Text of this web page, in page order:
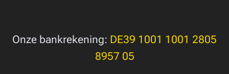
Onze bankrekening: DE39 1001 1001 2805
8957 05